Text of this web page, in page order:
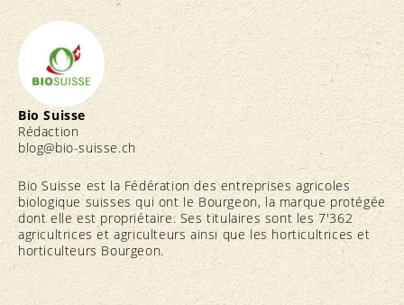
Bio Suisse
Rédaction
blog@bio-suisse.ch
Bio Suisse est la Fédération des entreprises agricoles
biologique suisses qui ont le Bourgeon, la marque protégée
dont elle est propriétaire. Ses titulaires sont les 7'362
agricultrices et agriculteurs ainsi que les horticultrices et
horticulteurs Bourgeon.